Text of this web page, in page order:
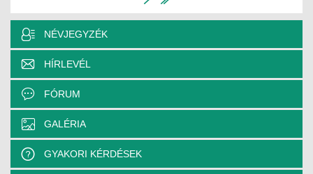
NÉVJEGYZÉK
HÍRLEVÉL
FÓRUM
GALÉRIA
GYAKORI KÉRDÉSEK